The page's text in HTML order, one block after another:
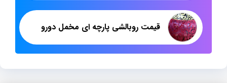
قیمت روبالشی پارچه ای مخمل دورو